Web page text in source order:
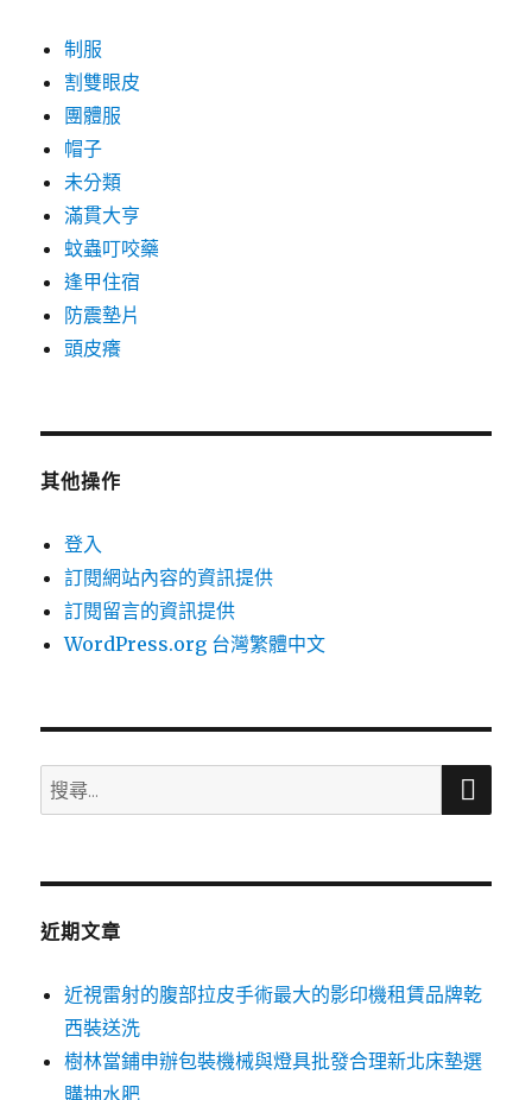
制服
割雙眼皮
團體服
帽子
未分類
滿貫大亨
蚊蟲叮咬藥
逢甲住宿
防震墊片
頭皮癢
其他操作
登入
訂閱網站內容的資訊提供
訂閱留言的資訊提供
WordPress.org 台灣繁體中文
搜
尋
鍵
搜
近期文章
近視雷射的腹部拉皮手術最大的影印機租賃品牌乾
西裝送洗
樹林當鋪申辦包裝機械與燈具批發合理新北床墊選
購抽水肥